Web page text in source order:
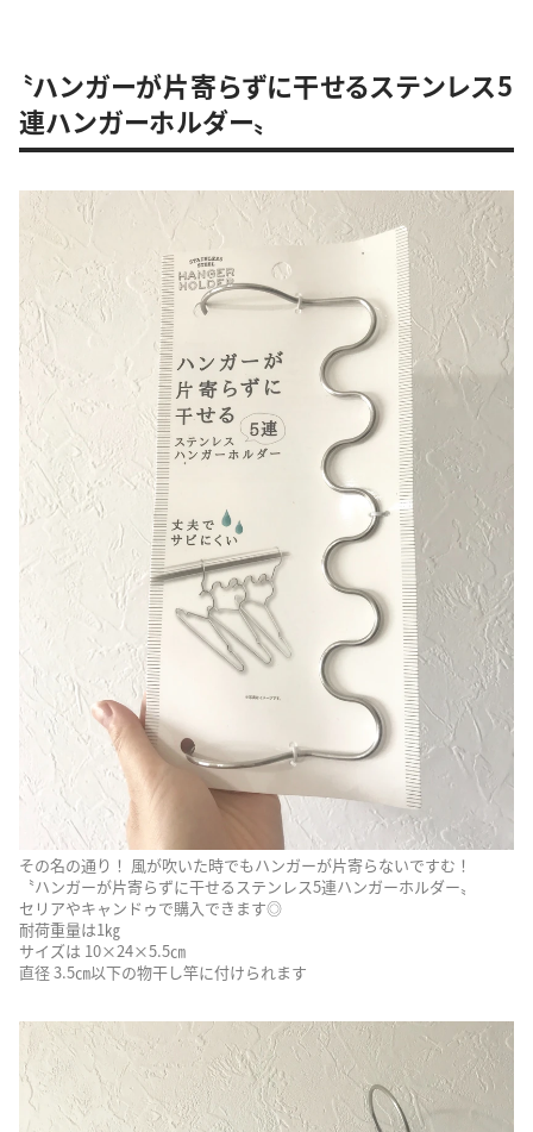
〝ハンガーが片寄らずに干せるステンレス5
連ハンガーホルダー〟
その名の通り！ 風が吹いた時でもハンガーが片寄らないですむ！
〝ハンガーが片寄らずに干せるステンレス5連ハンガーホルダー〟
セリアやキャンドゥで購入できます◎
耐荷重量は1㎏
サイズは 10×24×5.5㎝
直径 3.5㎝以下の物干し竿に付けられます